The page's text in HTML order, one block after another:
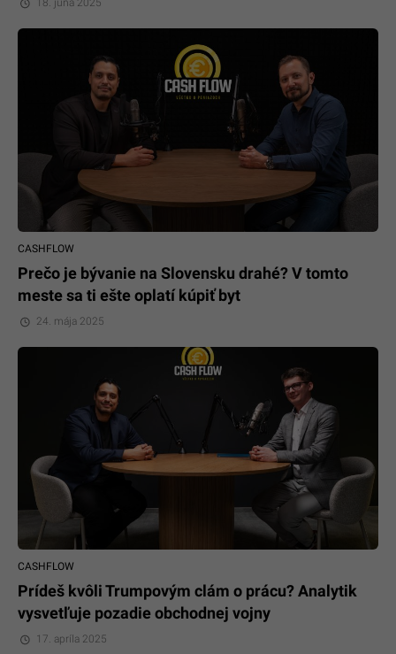
18. júna 2025
CASHFLOW
Prečo je bývanie na Slovensku drahé? V tomto
meste sa ti ešte oplatí kúpiť byt
24. mája 2025
CASHFLOW
Prídeš kvôli Trumpovým clám o prácu? Analytik
vysvetľuje pozadie obchodnej vojny
17. apríla 2025